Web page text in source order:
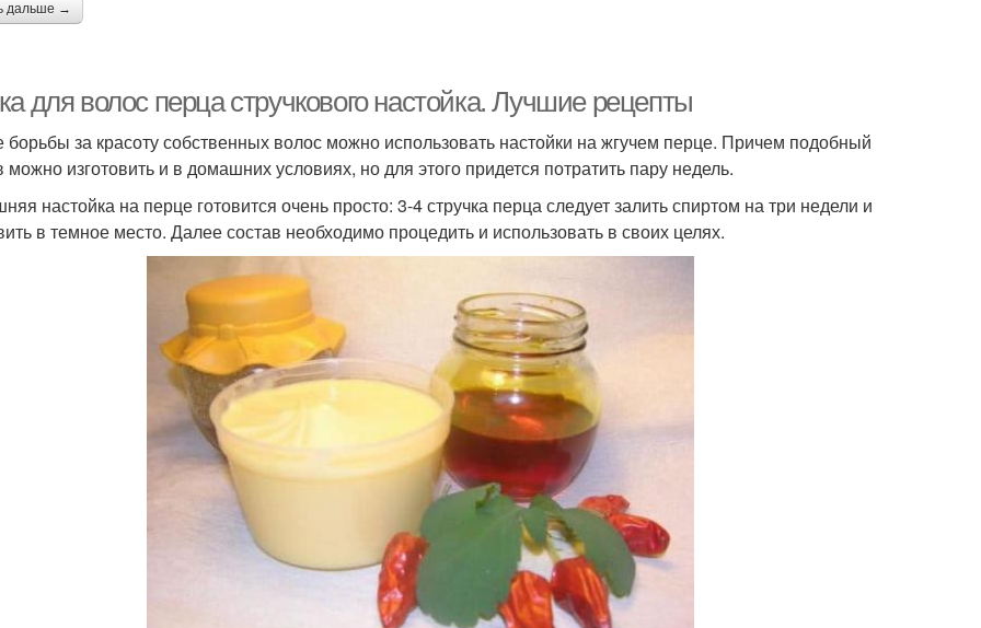
дальше →
для волос перца стручкового настойка. Лучшие рецепты
борьбы за красоту собственных волос можно использовать настойки на жгучем перце. Причем подобный
можно изготовить и в домашних условиях, но для этого придется потратить пару недель.
настойка на перце готовится очень просто: 3-4 стручка перца следует залить спиртом на три недели и
в темное место. Далее состав необходимо процедить и использовать в своих целях.